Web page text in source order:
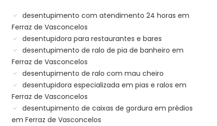
desentupimento com atendimento 24 horas em
Ferraz de Vasconcelos
desentupidora para restaurantes e bares
desentupimento de ralo de pia de banheiro em
Ferraz de Vasconcelos
desentupimento de ralo com mau cheiro
desentupidora especializada em pias e ralos em
Ferraz de Vasconcelos
desentupimento de caixas de gordura em prédios
em Ferraz de Vasconcelos